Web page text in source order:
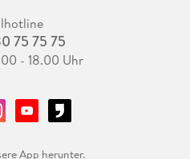
75 75 75
- 18.00 Uhr
App herunter.